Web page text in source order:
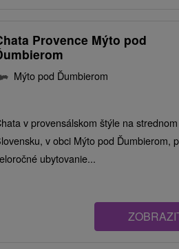
Provence Mýto pod
Mýto pod Ďumbierom
v provensálskom štýle na strednom
v obci Mýto pod Ďumbierom,
ubytovanie...